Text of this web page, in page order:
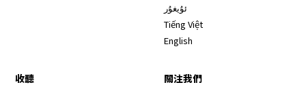
ئۇيغۇر
Tiếng Việt
English
收聽 關注我們